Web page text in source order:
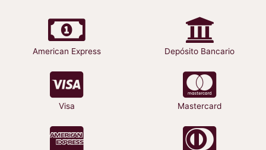
American Express Depósito Bancario
Visa Mastercard